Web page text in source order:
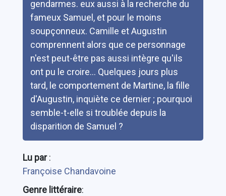
gendarmes. eux aussi à la recherche du
fameux Samuel, et pour le moins
soupçonneux. Camille et Augustin
comprennent alors que ce personnage
n'est peut-être pas aussi intègre qu'ils
ont pu le croire... Quelques jours plus
tard, le comportement de Martine, la fille
d'Augustin, inquiète ce dernier ; pourquoi
semble-t-elle si troublée depuis la
disparition de Samuel ?
Lu par:
Françoise Chandavoine
Genre littéraire: